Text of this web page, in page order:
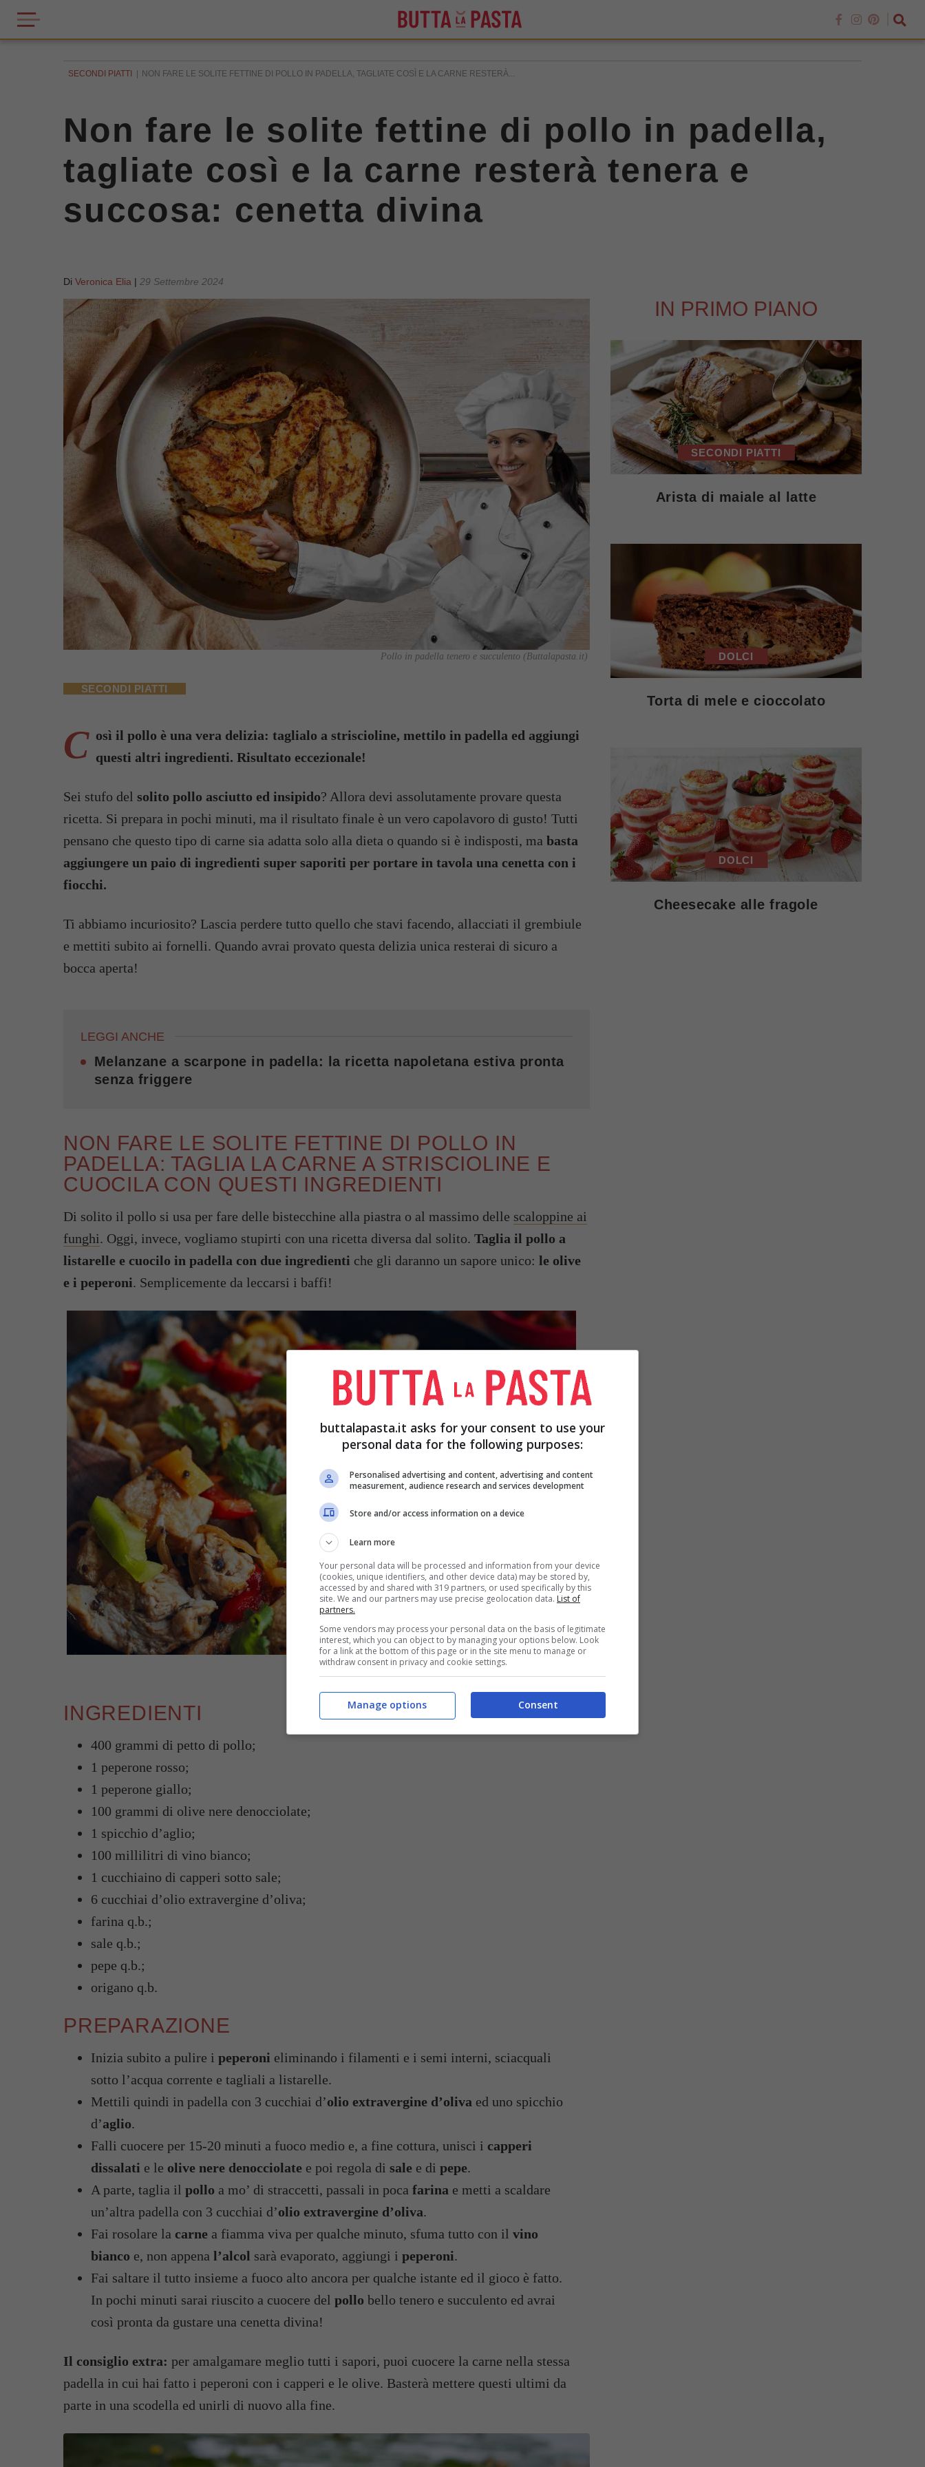
SECONDI PIATTI NON FARE LE SOLITE FETTINE DI POLLO IN PADELLA, TAGLIATE COSÌ E LA CARNE RESTERÀ...
Non fare le solite fettine di pollo in padella,
tagliate così e la carne resterà tenera e
succosa: cenetta divina
Di Veronica Elia | 29 Settembre 2024
Pollo in padella tenero e succulento (Buttalapasta.it)
SECONDI PIATTI
C osì il pollo è una vera delizia: taglialo a striscioline, mettilo in padella ed aggiungi
questi altri ingredienti. Risultato eccezionale!
Sei stufo del solito pollo asciutto ed insipido? Allora devi assolutamente provare questa
ricetta. Si prepara in pochi minuti, ma il risultato finale è un vero capolavoro di gusto! Tutti
pensano che questo tipo di carne sia adatta solo alla dieta o quando si è indisposti, ma basta
aggiungere un paio di ingredienti super saporiti per portare in tavola una cenetta con i
fiocchi.
Ti abbiamo incuriosito? Lascia perdere tutto quello che stavi facendo, allacciati il grembiule
e mettiti subito ai fornelli. Quando avrai provato questa delizia unica resterai di sicuro a
bocca aperta!
LEGGI ANCHE
Melanzane a scarpone in padella: la ricetta napoletana estiva pronta
senza friggere
NON FARE LE SOLITE FETTINE DI POLLO IN
PADELLA: TAGLIA LA CARNE A STRISCIOLINE E
CUOCILA CON QUESTI INGREDIENTI
Di solito il pollo si usa per fare delle bistecchine alla piastra o al massimo delle scaloppine ai
funghi. Oggi, invece, vogliamo stupirti con una ricetta diversa dal solito. Taglia il pollo a
listarelle e cuocilo in padella con due ingredienti che gli daranno un sapore unico: le olive
e i peperoni. Semplicemente da leccarsi i baffi!
Pollo in padella con peperoni, olive e capperi (Buttalapasta.it)
INGREDIENTI
400 grammi di petto di pollo;
1 peperone rosso;
1 peperone giallo;
100 grammi di olive nere denocciolate;
1 spicchio d’aglio;
100 millilitri di vino bianco;
1 cucchiaino di capperi sotto sale;
6 cucchiai d’olio extravergine d’oliva;
farina q.b.;
sale q.b.;
pepe q.b.;
origano q.b.
PREPARAZIONE
Inizia subito a pulire i peperoni eliminando i filamenti e i semi interni, sciacquali
sotto l’acqua corrente e tagliali a listarelle.
Mettili quindi in padella con 3 cucchiai d’olio extravergine d’oliva ed uno spicchio
d’aglio.
Falli cuocere per 15-20 minuti a fuoco medio e, a fine cottura, unisci i capperi
dissalati e le olive nere denocciolate e poi regola di sale e di pepe.
A parte, taglia il pollo a mo’ di straccetti, passali in poca farina e metti a scaldare
un’altra padella con 3 cucchiai d’olio extravergine d’oliva.
Fai rosolare la carne a fiamma viva per qualche minuto, sfuma tutto con il vino
bianco e, non appena l’alcol sarà evaporato, aggiungi i peperoni.
Fai saltare il tutto insieme a fuoco alto ancora per qualche istante ed il gioco è fatto.
In pochi minuti sarai riuscito a cuocere del pollo bello tenero e succulento ed avrai
così pronta da gustare una cenetta divina!
Il consiglio extra: per amalgamare meglio tutti i sapori, puoi cuocere la carne nella stessa
padella in cui hai fatto i peperoni con i capperi e le olive. Basterà mettere questi ultimi da
parte in una scodella ed unirli di nuovo alla fine.
IN PRIMO PIANO
SECONDI PIATTI
Arista di maiale al latte
DOLCI
Torta di mele e cioccolato
DOLCI
Cheesecake alle fragole
buttalapasta.it asks for your consent to use your
personal data for the following purposes:
Personalised advertising and content, advertising and content
measurement, audience research and services development
Store and/or access information on a device
Learn more
Your personal data will be processed and information from your device
(cookies, unique identifiers, and other device data) may be stored by,
accessed by and shared with 319 partners, or used specifically by this
site. We and our partners may use precise geolocation data. List of
partners.
Some vendors may process your personal data on the basis of legitimate
interest, which you can object to by managing your options below. Look
for a link at the bottom of this page or in the site menu to manage or
withdraw consent in privacy and cookie settings.
Consent
Manage options